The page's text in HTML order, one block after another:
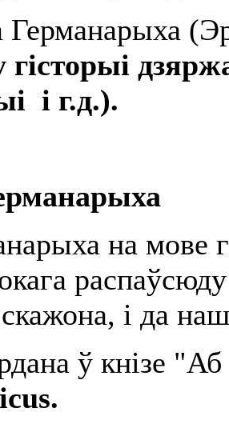
і г.д.).
на мове
і да
ў кнізе "Аб
.